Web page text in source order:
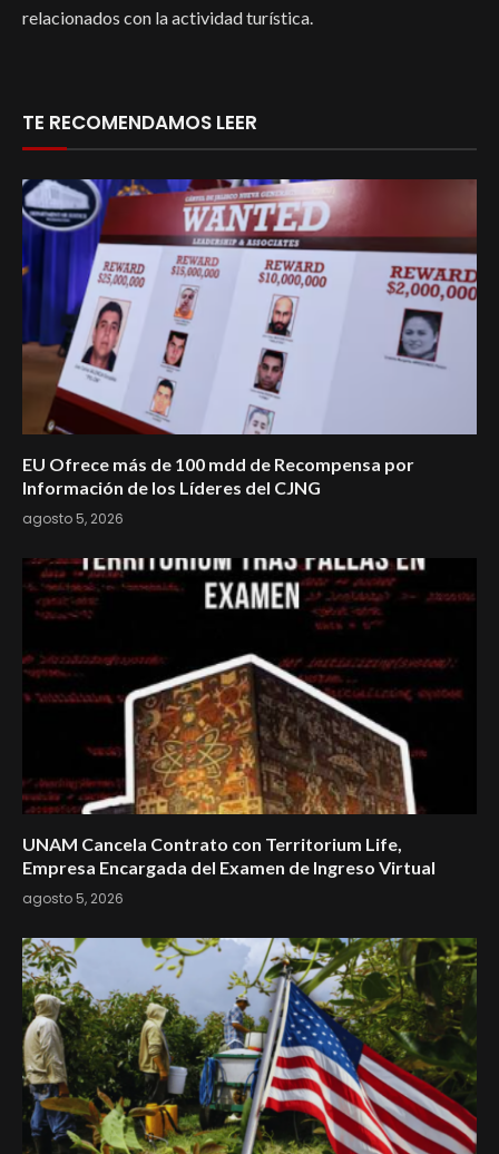
relacionados con la actividad turística.
TE RECOMENDAMOS LEER
EU Ofrece más de 100 mdd de Recompensa por
Información de los Líderes del CJNG
agosto 5, 2026
UNAM Cancela Contrato con Territorium Life,
Empresa Encargada del Examen de Ingreso Virtual
agosto 5, 2026